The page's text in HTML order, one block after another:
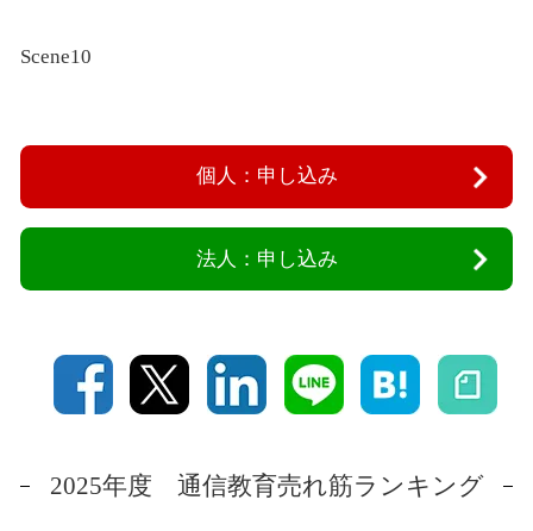
Scene10
個人：申し込み
法人：申し込み
2025年度 通信教育売れ筋ランキング